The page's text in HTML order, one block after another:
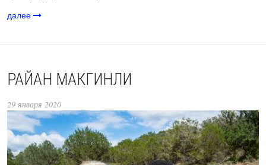
далее
РАЙАН МАКГИНЛИ
29 января 2020